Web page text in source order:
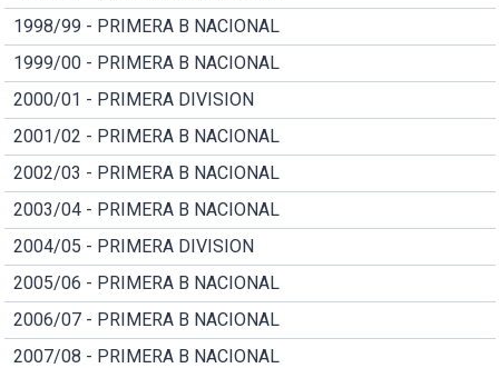
1998/99 - PRIMERA B NACIONAL
1999/00 - PRIMERA B NACIONAL
2000/01 - PRIMERA DIVISION
2001/02 - PRIMERA B NACIONAL
2002/03 - PRIMERA B NACIONAL
2003/04 - PRIMERA B NACIONAL
2004/05 - PRIMERA DIVISION
2005/06 - PRIMERA B NACIONAL
2006/07 - PRIMERA B NACIONAL
2007/08 - PRIMERA B NACIONAL